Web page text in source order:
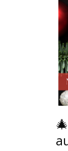
🎄